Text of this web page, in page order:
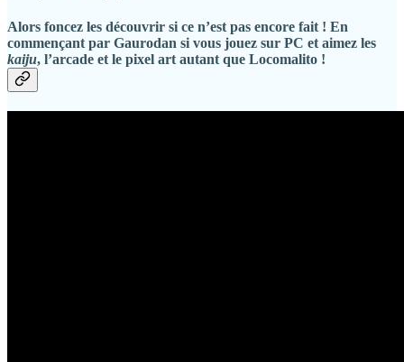
Alors foncez les découvrir si ce n’est pas encore fait ! En
commençant par Gaurodan si vous jouez sur PC et aimez les
kaiju, l’arcade et le pixel art autant que Locomalito !